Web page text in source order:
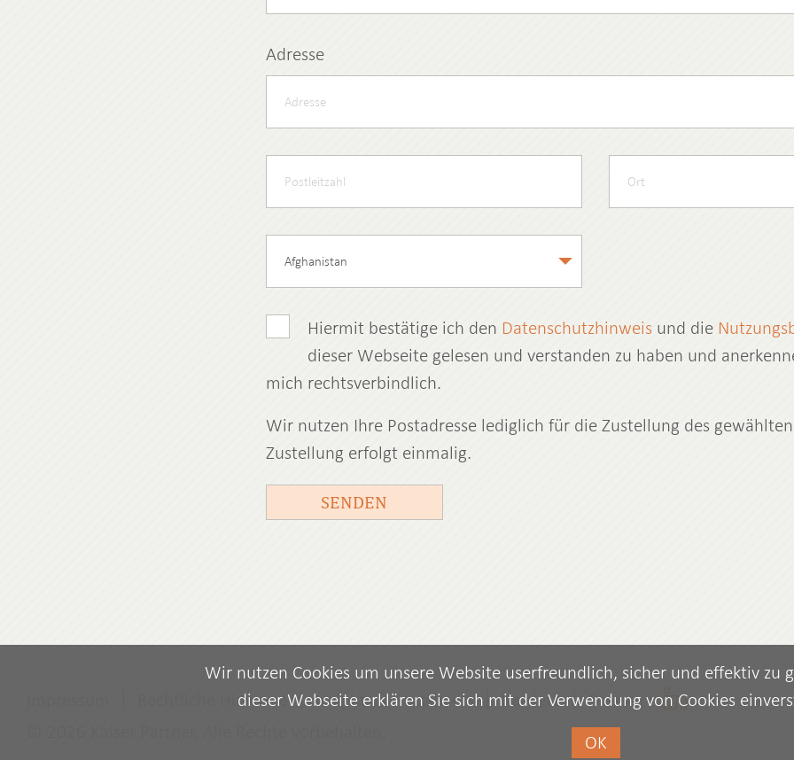
Wir nutzen Cookies um unsere Website userfreundlich, sicher und effektiv zu
dieser Webseite erklären Sie sich mit der Verwendung von Cookies
OK
Adresse
Hiermit bestätige ich den Datenschutzhinweis und die
dieser Webseite gelesen und verstanden zu haben und
mich rechtsverbindlich.
Wir nutzen Ihre Postadresse lediglich für die Zustellung des
Zustellung erfolgt einmalig.
SENDEN
Rechtliche Hinweise Insights & Factsheets Karriere
Presse